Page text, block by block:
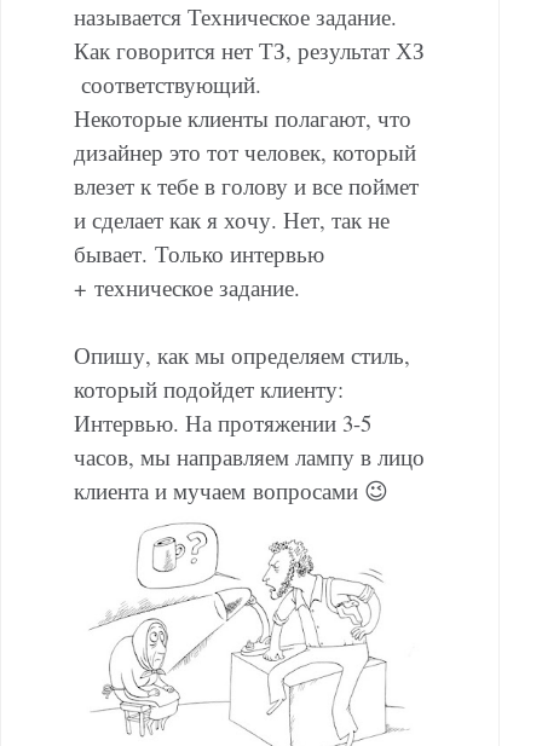
называется Техническое задание.
Как говорится нет ТЗ, результат ХЗ
соответствующий.
Некоторые клиенты полагают, что
дизайнер это тот человек, который
влезет к тебе в голову и все поймет
и сделает как я хочу. Нет, так не
бывает. Только интервью
+ техническое задание.
Опишу, как мы определяем стиль,
который подойдет клиенту:
Интервью. На протяжении 3-5
часов, мы направляем лампу в лицо
клиента и мучаем вопросами 😉